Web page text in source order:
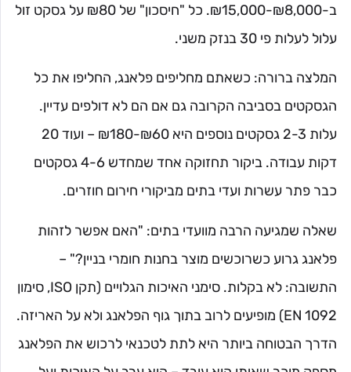
ב-₪8,000-₪15,000. כל "חיסכון" של ₪80 על גסקט זול
עלול לעלות פי 30 בנזק משני.
המלצה ברורה: כשאתם מחליפים פלאנג, החליפו את כל
הגסקטים בסביבה הקרובה גם אם הם לא דולפים עדיין.
עלות 2-3 גסקטים נוספים היא ₪60-₪180 – ועוד 20
דקות עבודה. ביקור תחזוקה אחד שמחדש 4-6 גסקטים
כבר פתר עשרות ועדי בתים מביקורי חירום חוזרים.
שאלה שמגיעה הרבה מוועדי בתים: "האם אפשר לזהות
פלאנג גרוע כשרוכשים מוצר בחנות חומרי בניין?" –
התשובה: לא בקלות. סימני האיכות הגלויים (תקן ISO, סימון
EN 1092) מופיעים לרוב בתוך גוף הפלאנג ולא על האריזה.
הדרך הבטוחה ביותר היא לתת לטכנאי לרכוש את הפלאנג